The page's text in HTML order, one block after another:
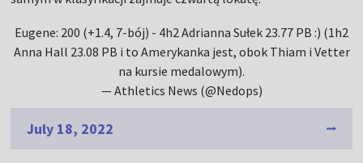
Eugene: 200 (+1.4, 7-bój) - 4h2 Adrianna Sułek 23.77 PB :) (1h2
Anna Hall 23.08 PB i to Amerykanka jest, obok Thiam i Vetter
na kursie medalowym).
— Athletics News (@Nedops)
July 18, 2022